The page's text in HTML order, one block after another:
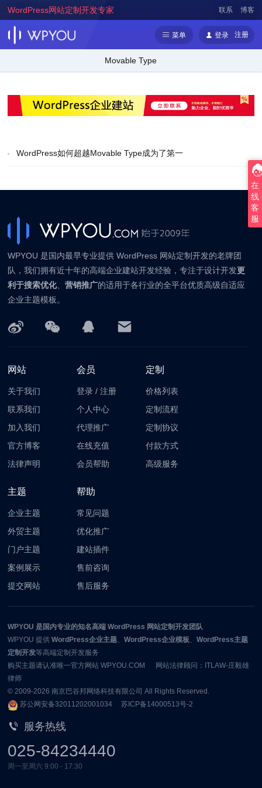
WordPress网站定制开发专家 联系 博客
菜单 登录 注册
Movable Type
WordPress如何超越Movable Type成为了第一
WPYOU 是国内最早专业提供 WordPress 网站定制开发的老牌团
队，我们拥有近十年的高端企业建站开发经验，专注于设计开发更
利于搜索优化、营销推广的适用于各行业的全平台优质高级自适应
企业主题模板。
网站
关于我们
联系我们
加入我们
官方博客
法律声明
会员
登录 /注册
个人中心
代理推广
在线充值
会员帮助
定制
价格列表
定制流程
定制协议
付款方式
高级服务
主题
企业主题
外贸主题
门户主题
案例展示
提交网站
帮助
常见问题
优化推广
建站插件
售前咨询
售后服务
WPYOU 是国内专业的知名高端 WordPress 网站定制开发团队
WPYOU 提供WordPress企业主题 、WordPress企业模板 、WordPress主题
定制开发等高端定制开发服务
购买主题请认准唯一官方网站 WPYOU.COM 网站法律顾问：ITLAW-庄毅雄
律师
© 2009-2026南京巴谷邦网络科技有限公司 All Rights Reserved.
苏公网安备32011202001034
苏ICP备14000513号-2
服务热线
025-84234440
周一至周六 9:00 - 17:30
在
线
客
服